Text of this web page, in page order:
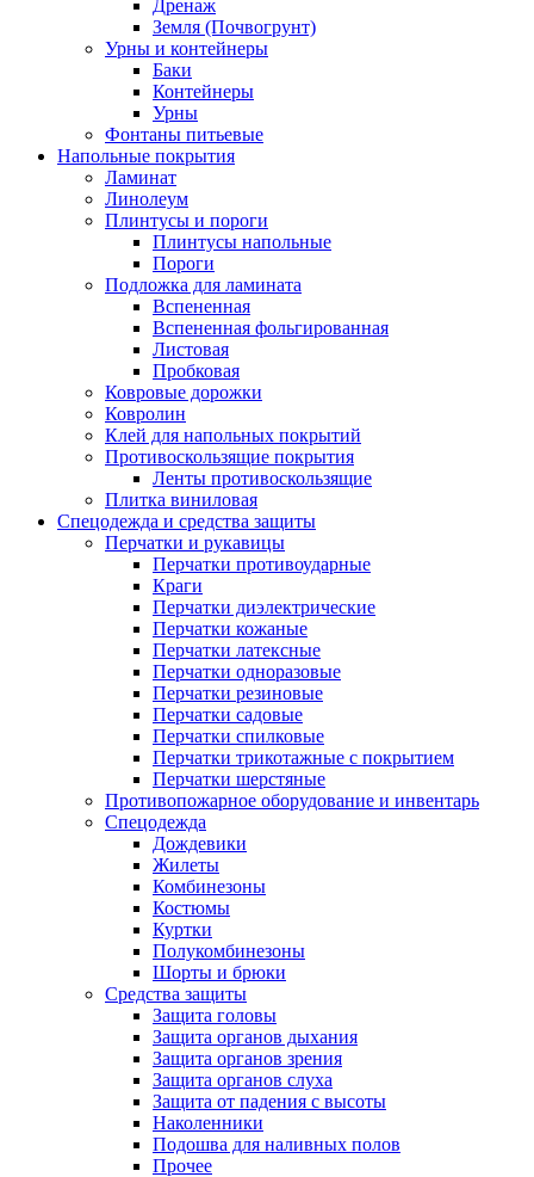
Дренаж
Земля (Почвогрунт)
Урны и контейнеры
Баки
Контейнеры
Урны
Фонтаны питьевые
Напольные покрытия
Ламинат
Линолеум
Плинтусы и пороги
Плинтусы напольные
Пороги
Подложка для ламината
Вспененная
Вспененная фольгированная
Листовая
Пробковая
Ковровые дорожки
Ковролин
Клей для напольных покрытий
Противоскользящие покрытия
Ленты противоскользящие
Плитка виниловая
Спецодежда и средства защиты
Перчатки и рукавицы
Перчатки противоударные
Краги
Перчатки диэлектрические
Перчатки кожаные
Перчатки латексные
Перчатки одноразовые
Перчатки резиновые
Перчатки садовые
Перчатки спилковые
Перчатки трикотажные с покрытием
Перчатки шерстяные
Противопожарное оборудование и инвентарь
Спецодежда
Дождевики
Жилеты
Комбинезоны
Костюмы
Куртки
Полукомбинезоны
Шорты и брюки
Средства защиты
Защита головы
Защита органов дыхания
Защита органов зрения
Защита органов слуха
Защита от падения с высоты
Наколенники
Подошва для наливных полов
Прочее